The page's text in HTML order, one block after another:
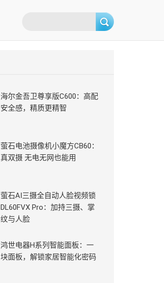
海尔金吾卫尊享版C600：高配
安全感，精质更精智
萤石电池摄像机小魔方CB60：
真双摄 无电无网也能用
萤石AI三摄全自动人脸视频锁
DL60FVX Pro：加持三摄、掌
纹与人脸
鸿世电器H系列智能面板：一
块面板，解锁家居智能化密码